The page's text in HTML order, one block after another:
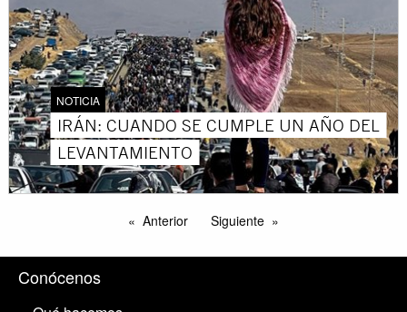
NOTICIA
IRÁN: CUANDO SE CUMPLE UN AÑO DEL
LEVANTAMIENTO
Anterior Siguiente
Conócenos